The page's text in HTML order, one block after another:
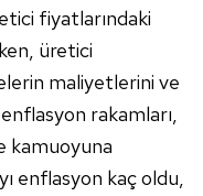
fiyatlarındaki
üretici
maliyetlerini ve
rakamları,
kamuoyuna
enflasyon kaç oldu,